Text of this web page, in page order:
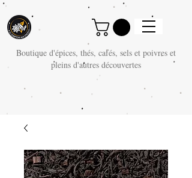
Boutique d'épices, thés, cafés, sels et poivres et
pleins d'autres découvertes